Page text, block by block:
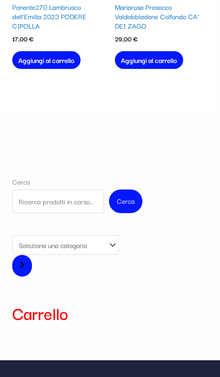
Ponente270 Lambrusco
dell’Emilia 2023 PODERE
CIPOLLA
17,00€
Aggiungi al carrello
Mariarosa Prosecco
Valdobbiadene Colfondo CA’
DEI ZAGO
29,00€
Aggiungi al carrello
Cerca
Cerca
Carrello